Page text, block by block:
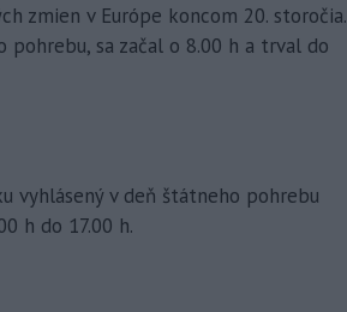
zmien v Európe koncom 20. storočia.
sa začal o 8.00 h a trval do
vyhlásený v deň štátneho pohrebu
h do 17.00 h.